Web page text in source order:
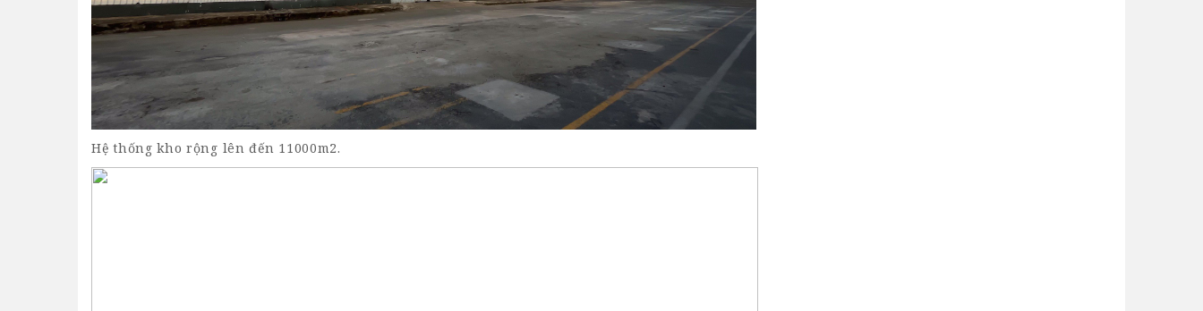
Hệ thống kho rộng lên đến 11000m2.